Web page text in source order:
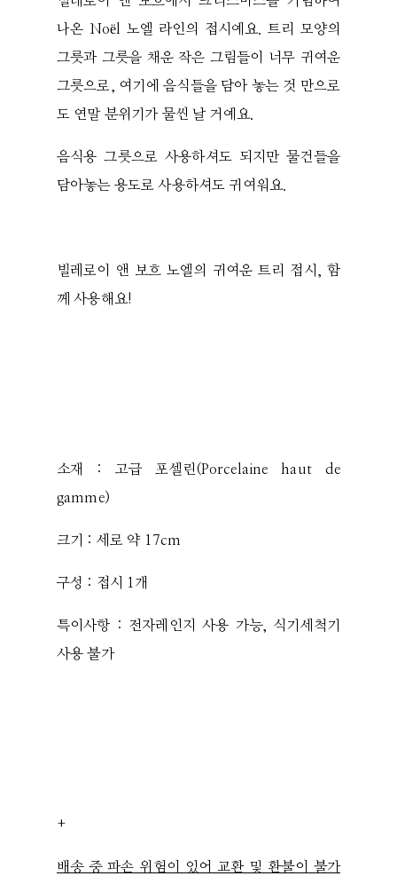
나온 Noël 노엘 라인의 접시예요. 트리 모양의
그릇과 그릇을 채운 작은 그림들이 너무 귀여운
그릇으로, 여기에 음식들을 담아 놓는 것 만으로
도 연말 분위기가 물씬 날 거예요.
음식용 그릇으로 사용하셔도 되지만 물건들을
담아놓는 용도로 사용하셔도 귀여워요.
빌레로이 앤 보흐 노엘의 귀여운 트리 접시, 함
께 사용해요!
소재 : 고급 포셀린(Porcelaine haut de
gamme)
크기 : 세로 약 17cm
구성 : 접시 1개
특이사항 : 전자레인지 사용 가능, 식기세척기
사용 불가
+
배송 중 파손 위험이 있어 교환 및 환불이 불가